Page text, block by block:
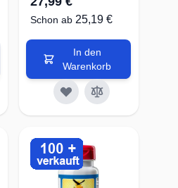
Schon ab 25,19 €
In den
Warenkorb